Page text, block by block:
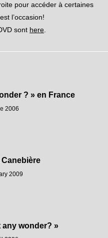
pour accéder à certaines
l’occasion!
sont here.
? » en France
2006
Canebière
2009
any wonder? »